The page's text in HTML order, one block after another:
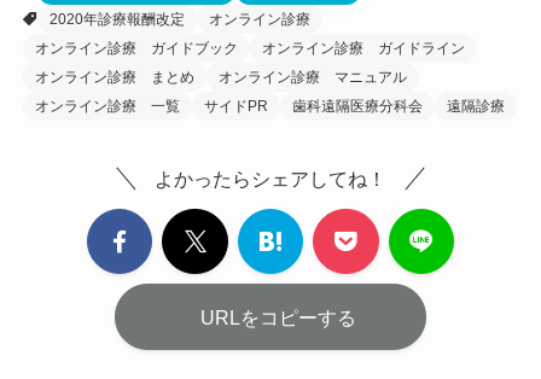
2020年診療報酬改定
オンライン診療
オンライン診療 ガイドブック
オンライン診療 ガイドライン
オンライン診療 まとめ
オンライン診療 マニュアル
オンライン診療 一覧
サイドPR 歯科遠隔医療分科会 遠隔診療
よかったらシェアしてね！
URLをコピーする